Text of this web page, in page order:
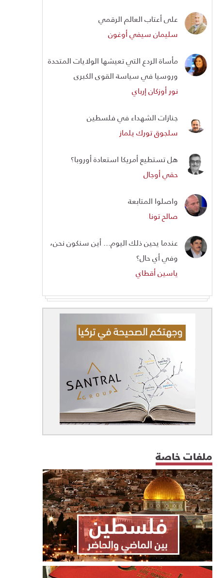
على أعتاب العالم الرقمي
سليمان سيفي أوغون
مأساة الردع التي تعيشها الولايات المتحدة
وروسيا في سياسة القوى الكبرى
نور أوزكان إرباي
جنازات الشهداء في فلسطين
سلجوق تورك يلماز
هل تستطيع أمريكا استعادة أوروبا؟
حقي أوجال
واصلوا المتابعة
صالح تونا
عندما يحين ذلك اليوم... أين سنكون نحن،
وفي أي حال؟
ياسين أقطاي
ملفات خاصة